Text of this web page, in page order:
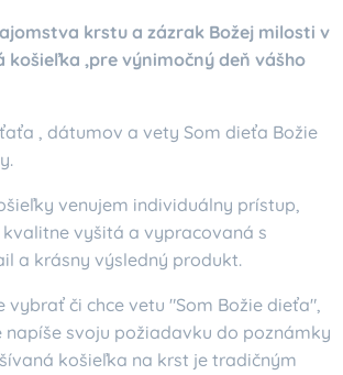
krstu a zázrak Božej milosti v
košieľka ,pre výnimočný deň vášho
, dátumov a vety Som dieťa Božie
venujem individuálny prístup,
vyšitá a vypracovaná s
a krásny výsledný produkt.
vybrať či chce vetu "Som Božie dieťa",
napíše svoju požiadavku do poznámky
košieľka na krst je tradičným